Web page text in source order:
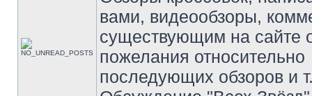
вами, видеообзоры,
существующим на сайте
пожелания относительно
последующих обзоров и